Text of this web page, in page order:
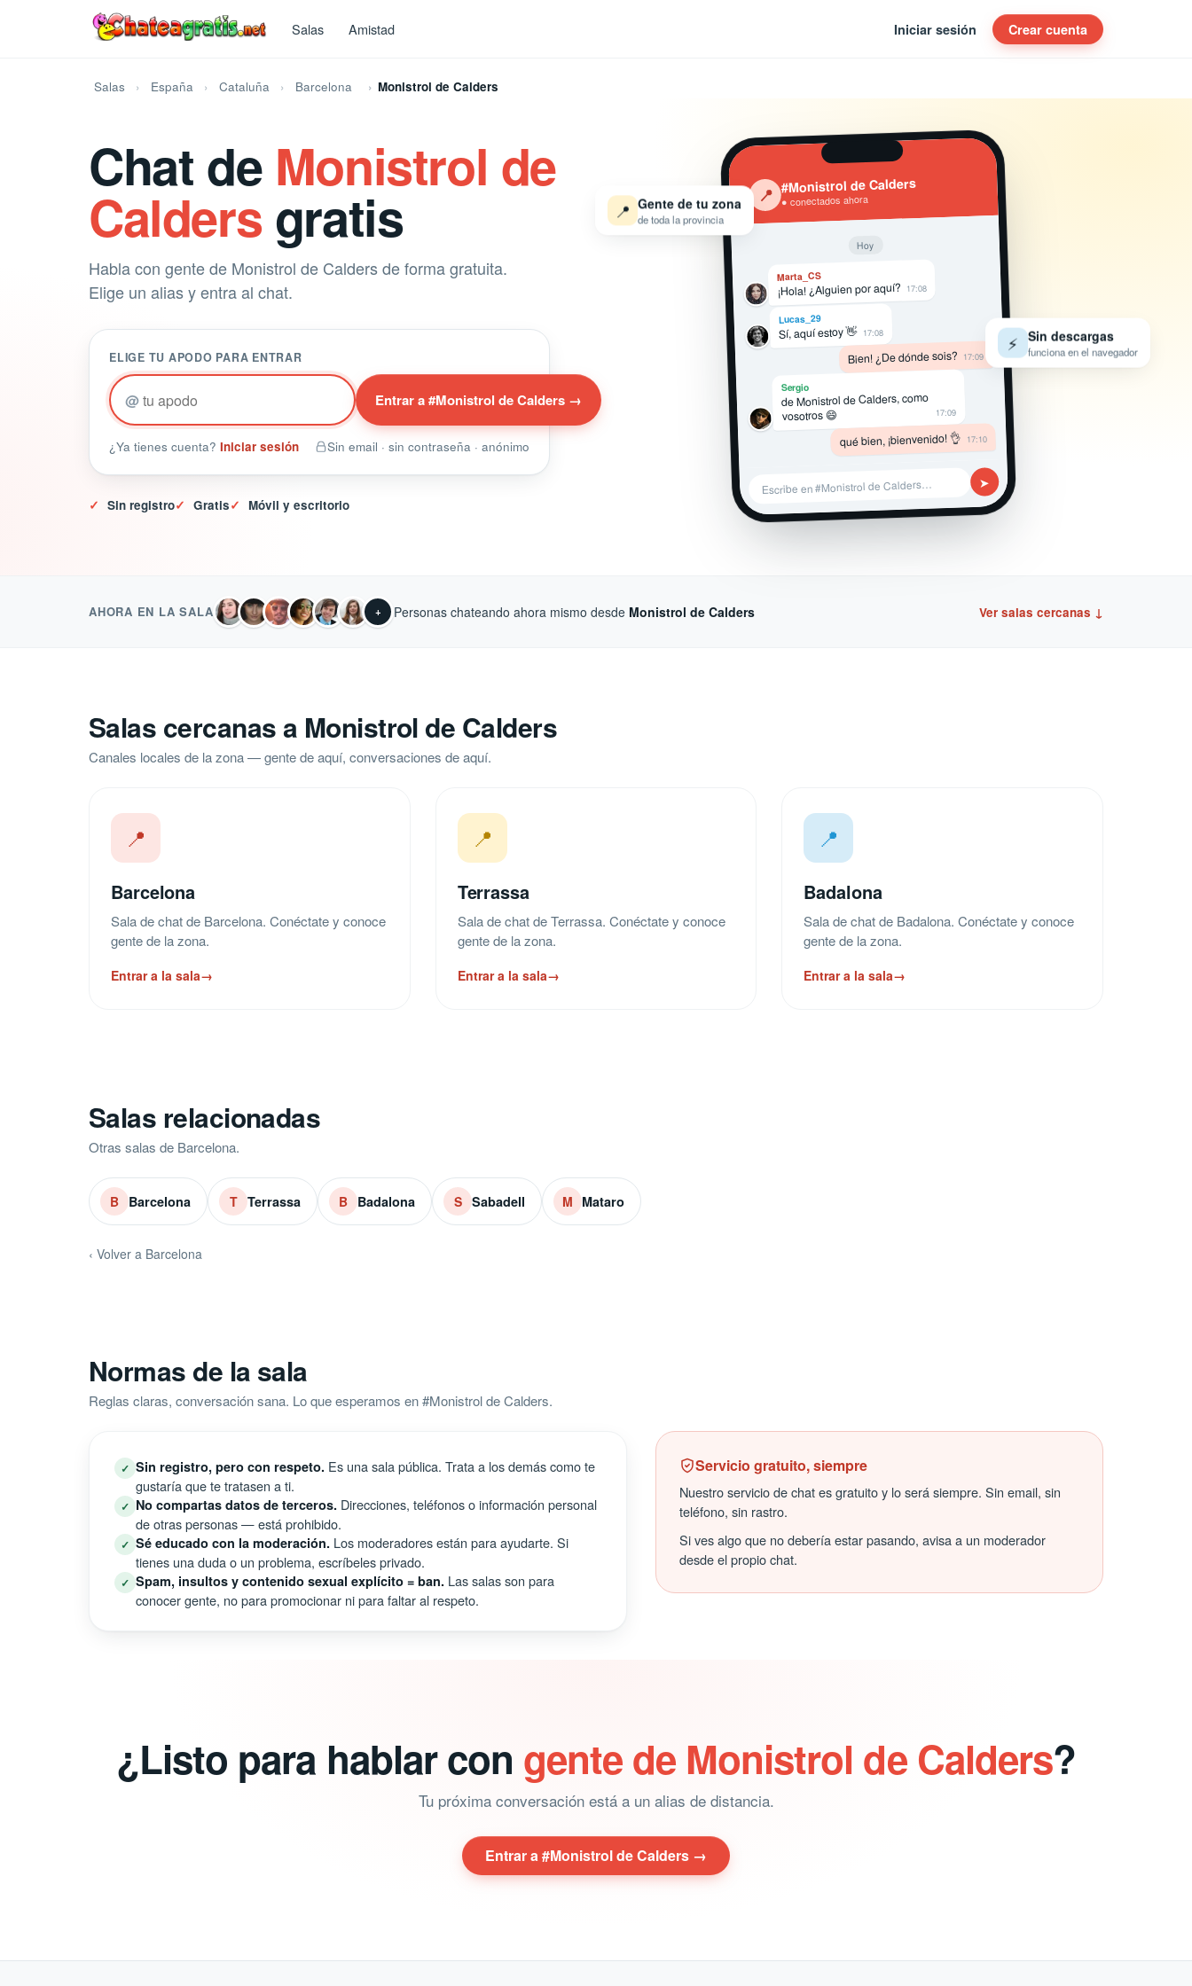
Salas Amistad Iniciar sesión Crear cuenta
Salas España Cataluña Barcelona Monistrol de Calders
Chat de Monistrol de
Calders gratis
Habla con gente de Monistrol de Calders de forma gratuita.
Elige un alias y entra al chat.
ELIGE TU APODO PARA ENTRAR
@ Entrar a #Monistrol de Calders →
¿Ya tienes cuenta? Iniciar sesión Sin email · sin contraseña · anónimo
✓ Sin registro✓ Gratis✓ Móvil y escritorio
‹ 📍 #Monistrol de Calders
● conectados ahora
Hoy
Marta_CS
¡Hola! ¿Alguien por aquí? 17:08
Lucas_29
Sí, aquí estoy 👋 17:08
Bien! ¿De dónde sois? 17:09
Sergio
de Monistrol de Calders, como
vosotros 😄 17:09
qué bien, ¡bienvenido! 👌 17:10
Escribe en #Monistrol de Calders… ➤
📍 Gente de tu zona
de toda la provincia
⚡ Sin descargas
funciona en el navegador
AHORA EN LA SALA + Personas chateando ahora mismo desde Monistrol de Calders Ver salas cercanas ↓
Salas cercanas a Monistrol de Calders
Canales locales de la zona — gente de aquí, conversaciones de aquí.
📍
Barcelona
Sala de chat de Barcelona. Conéctate y conoce
gente de la zona.
Entrar a la sala→
📍
Terrassa
Sala de chat de Terrassa. Conéctate y conoce
gente de la zona.
Entrar a la sala→
📍
Badalona
Sala de chat de Badalona. Conéctate y conoce
gente de la zona.
Entrar a la sala→
Salas relacionadas
Otras salas de Barcelona.
B Barcelona T Terrassa B Badalona S Sabadell M Mataro
‹ Volver a Barcelona
Normas de la sala
Reglas claras, conversación sana. Lo que esperamos en #Monistrol de Calders.
✓ Sin registro, pero con respeto. Es una sala pública. Trata a los demás como te
gustaría que te tratasen a ti.
✓ No compartas datos de terceros. Direcciones, teléfonos o información personal
de otras personas — está prohibido.
✓ Sé educado con la moderación. Los moderadores están para ayudarte. Si
tienes una duda o un problema, escríbeles privado.
✓ Spam, insultos y contenido sexual explícito = ban. Las salas son para
conocer gente, no para promocionar ni para faltar al respeto.
Servicio gratuito, siempre
Nuestro servicio de chat es gratuito y lo será siempre. Sin email, sin
teléfono, sin rastro.
Si ves algo que no debería estar pasando, avisa a un moderador
desde el propio chat.
¿Listo para hablar con gente de Monistrol de Calders?
Tu próxima conversación está a un alias de distancia.
Entrar a #Monistrol de Calders →